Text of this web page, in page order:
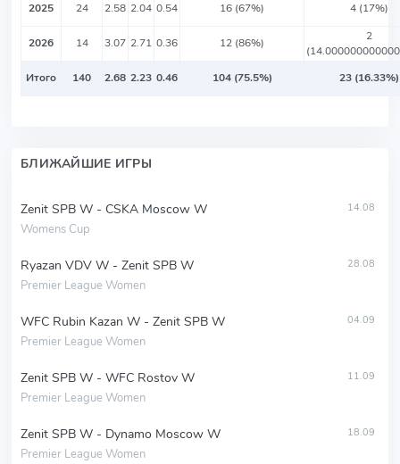
2025
24 2.58 2.04 0.54 16 (67%) 4 (17%)
2026 14 3.07 2.71 0.36 12 (86%)
2
Итого
140 2.68 2.23 0.46 104 (75.5%) 23 (16.33%)
БЛИЖАЙШИЕ ИГРЫ
Zenit SPB W - CSKA Moscow W
Womens Cup
14.08
Ryazan VDV W - Zenit SPB W
Premier League Women
28.08
WFC Rubin Kazan W - Zenit SPB W
Premier League Women
04.09
Zenit SPB W - WFC Rostov W
Premier League Women
11.09
Zenit SPB W - Dynamo Moscow W
Premier League Women
18.09